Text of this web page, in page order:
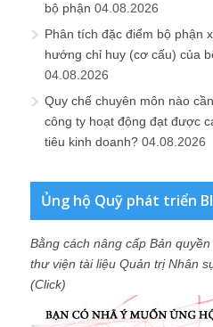
bộ phận 04.08.2026
Phân tích đặc điểm bộ phận
hướng chỉ huy (cơ cấu) của
04.08.2026
Quy chế chuyên môn nào
công ty hoạt động đạt được
tiêu kinh doanh? 04.08.2026
Ủng hộ Quỹ phát triển
Bằng cách nâng cấp Bản
thư viện tài liệu Quản trị Nhân
(Click)